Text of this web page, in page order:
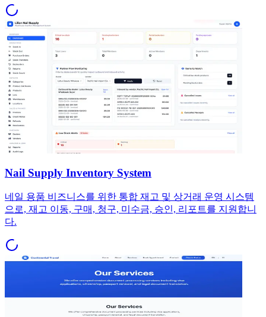
Nail Supply Inventory System
네일 용품 비즈니스를 위한 통합 재고 및 상거래 운영 시스템
으로, 재고 이동, 구매, 청구, 미수금, 승인, 리포트를 지원합니
다.